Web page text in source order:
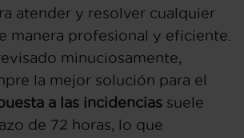
atender y resolver cualquier
manera profesional y eficiente.
minuciosamente,
la mejor solución para el
a las incidencias suele
de 72 horas, lo que